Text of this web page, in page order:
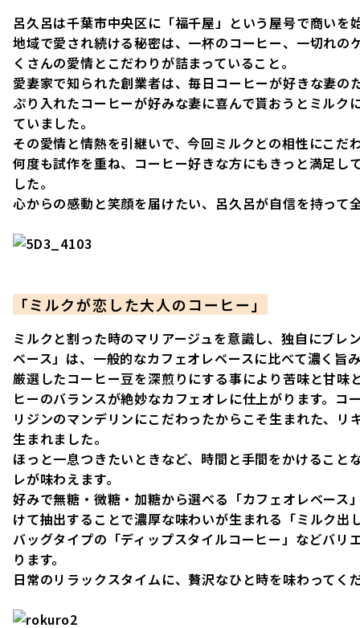
呂久呂は千葉市中央区に「福千屋」という屋号で商いを
地域で愛され続ける秘密は、一杯のコーヒー、一切れの
くさんの愛情とこだわりが詰まっていること。
愛妻家で知られた創業者は、毎日コーヒーが好きな妻の
ぷり入れたコーヒーが好みな妻に喜んで貰おうとミルク
ていました。
その愛情と情熱を引継いで、今回ミルクとの相性にこだ
何度も試作を重ね、コーヒー好きな方にもきっと満足し
した。
心からの感動と笑顔を届けたい、呂久呂が自信を持って
「ミルクが恋した大人のコーヒー」
ミルクと割った時のマリアージュを意識し、独自にブレ
ベース」は、一般的なカフェオレベースに比べて濃く旨
厳選したコーヒー豆を深煎りにする事により苦味と甘味
ヒーのバランスが絶妙なカフェオレに仕上がります。コ
リジンのマンデリンにこだわったからこそ生まれた、リ
生まれました。
ほっと一息つきたいときなど、時間と手間をかけること
レが味わえます。
好みで無糖・微糖・加糖から選べる「カフェオレベース
けて抽出することで濃厚な味わいが生まれる「ミルク出
バッグタイプの「ディップスタイルコーヒー」などバリ
ります。
日常のリラックスタイムに、贅沢なひと時を味わってく